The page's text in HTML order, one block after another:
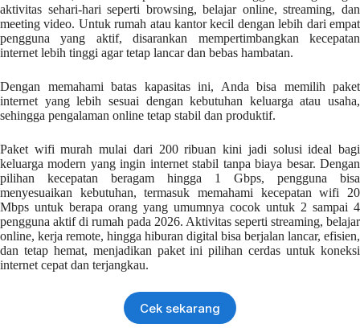
aktivitas sehari-hari seperti browsing, belajar online, streaming, dan
meeting video. Untuk rumah atau kantor kecil dengan lebih dari empat
pengguna yang aktif, disarankan mempertimbangkan kecepatan
internet lebih tinggi agar tetap lancar dan bebas hambatan.
Dengan memahami batas kapasitas ini, Anda bisa memilih paket
internet yang lebih sesuai dengan kebutuhan keluarga atau usaha,
sehingga pengalaman online tetap stabil dan produktif.
Paket wifi murah mulai dari 200 ribuan kini jadi solusi ideal bagi
keluarga modern yang ingin internet stabil tanpa biaya besar. Dengan
pilihan kecepatan beragam hingga 1 Gbps, pengguna bisa
menyesuaikan kebutuhan, termasuk memahami kecepatan wifi 20
Mbps untuk berapa orang yang umumnya cocok untuk 2 sampai 4
pengguna aktif di rumah pada 2026. Aktivitas seperti streaming, belajar
online, kerja remote, hingga hiburan digital bisa berjalan lancar, efisien,
dan tetap hemat, menjadikan paket ini pilihan cerdas untuk koneksi
internet cepat dan terjangkau.
Cek sekarang